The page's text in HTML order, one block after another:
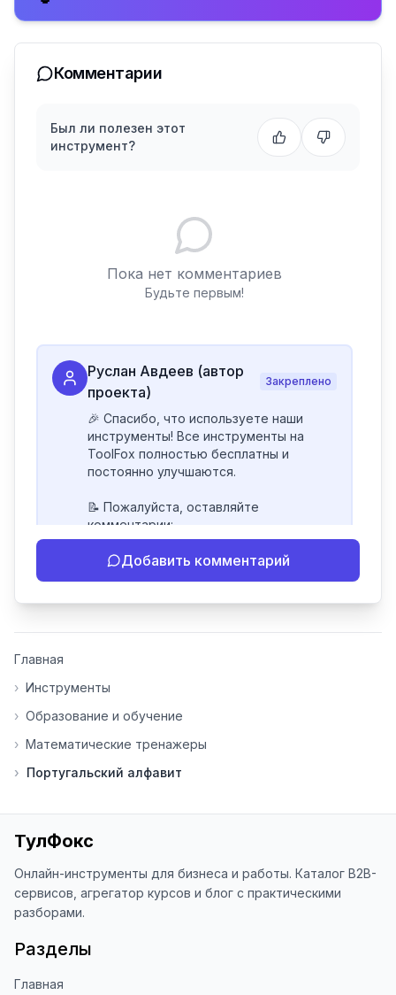
Комментарии
Был ли полезен этот
инструмент?
Пока нет комментариев
Будьте первым!
Руслан Авдеев (автор
проекта)
Закреплено
🎉 Спасибо, что используете наши
инструменты! Все инструменты на
ToolFox полностью бесплатны и
постоянно улучшаются.
📝 Пожалуйста, оставляйте
комментарии:
- Если инструмент работает
некорректно
инструменты нуждаются в доработке.
основе вашей обратной связи.
⭐ Если вам нравится ToolFox — буду
благодарен за отзыв о сайте в
наши инструменты!
Благодарю за доверие и
использование ToolFox! 🚀
Добавить комментарий
Главная
› Инструменты
› Образование и обучение
› Математические тренажеры
› Португальский алфавит
ТулФокс
Онлайн-инструменты для бизнеса и работы. Каталог B2B-
сервисов, агрегатор курсов и блог с практическими
разборами.
Разделы
Главная